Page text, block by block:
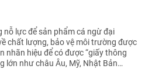
nỗ lực để sản phẩm cá ngừ đại
chất lượng, bảo vệ môi trường được
nhãn hiệu để có được “giấy thông
lớn như châu Âu, Mỹ, Nhật Bản…